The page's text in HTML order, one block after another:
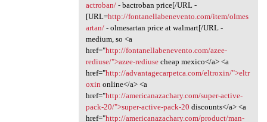
actroban/- bactroban price[/URL -
[URL=http://fontanellabenevento.com/item/olmes
artan/- olmesartan price at walmart[/URL -
medium, so <a
href="http://fontanellabenevento.com/azee-
rediuse/">azee-rediusecheap mexico</a> <a
href="http://advantagecarpetca.com/eltroxin/">eltr
oxin online</a> <a
href="http://americanazachary.com/super-active-
pack-20/">super-active-pack-20 discounts</a> <a
href="http://americanazachary.com/product/man-